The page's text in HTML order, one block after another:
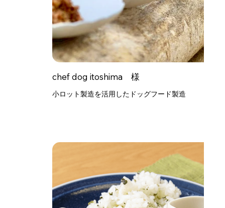
chef dog itoshima 様
小ロット製造を活用したドッグフード製造